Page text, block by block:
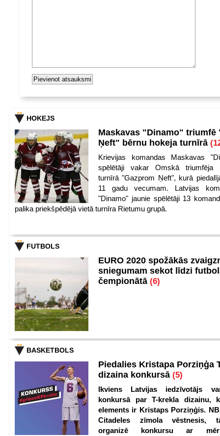
HOKEJS
Maskavas "Dinamo" triumfē
Ņeft" bērnu hokeja turnīrā
Krievijas komandas Maskavas
spēlētāji vakar Omskā triumfēja
turnīrā "Gazprom Ņeft", kurā
11 gadu vecumam. Latvijas
"Dinamo" jaunie spēlētāji 13
palika priekšpēdējā vietā turnīra Rietumu grupā.
FUTBOLS
EURO 2020 spožākās
sniegumam sekot līdzi
čempionātā (6)
BASKETBOLS
Piedalies Kristapa Porziņģa
dizaina konkursā (5)
Ikviens Latvijas iedzīvotājs
konkursā par T-krekla dizainu,
elements ir Kristaps Porziņģis.
Citadeles zīmola vēstnesis,
organizē konkursu ar